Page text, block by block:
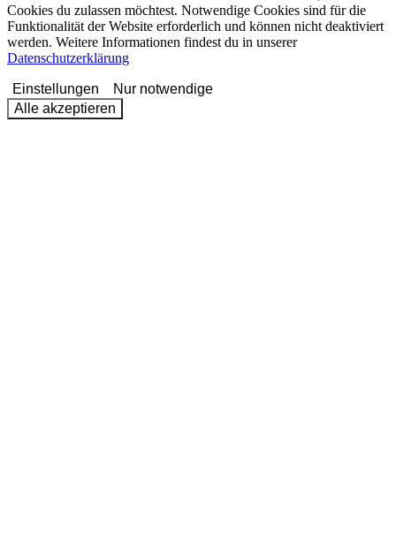
Cookies du zulassen möchtest. Notwendige Cookies sind für die
Funktionalität der Website erforderlich und können nicht deaktiviert
werden. Weitere Informationen findest du in unserer
Datenschutzerklärung
Einstellungen
Nur notwendige
Alle akzeptieren